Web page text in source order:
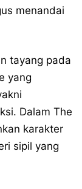
menandai
tayang pada
yang
Dalam The
karakter
sipil yang